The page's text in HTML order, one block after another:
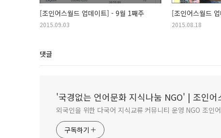
[조인어스월드 업데이트] - 9월 1째주
2015.09.03
[조인어스월드
2015.08.18
댓글
'국경없는 언어문화 지식나눔 NGO' | 조인어
외국인을 위한 다국어 지식교류 커뮤니티 운영 NGO 조인
구독하기